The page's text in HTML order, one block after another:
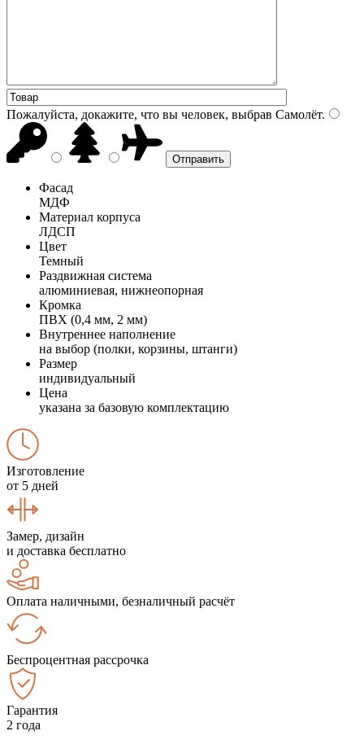
Пожалуйста, докажите, что вы человек, выбрав Самолёт.
Фасад
МДФ
Материал корпуса
ЛДСП
Цвет
Темный
Раздвижная система
алюминиевая, нижнеопорная
Кромка
ПВХ (0,4 мм, 2 мм)
Внутреннее наполнение
на выбор (полки, корзины, штанги)
Размер
индивидуальный
Цена
указана за базовую комплектацию
Изготовление
от 5 дней
Замер, дизайн
и доставка бесплатно
Оплата наличными, безналичный расчёт
Беспроцентная рассрочка
Гарантия
2 года